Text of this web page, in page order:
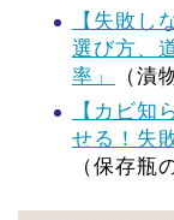
【失敗し
選び方、
率」
（漬
【カビ知
せる！失
（保存瓶